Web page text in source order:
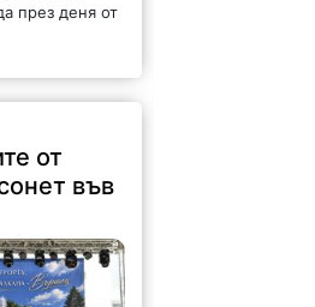
през деня от
от
във